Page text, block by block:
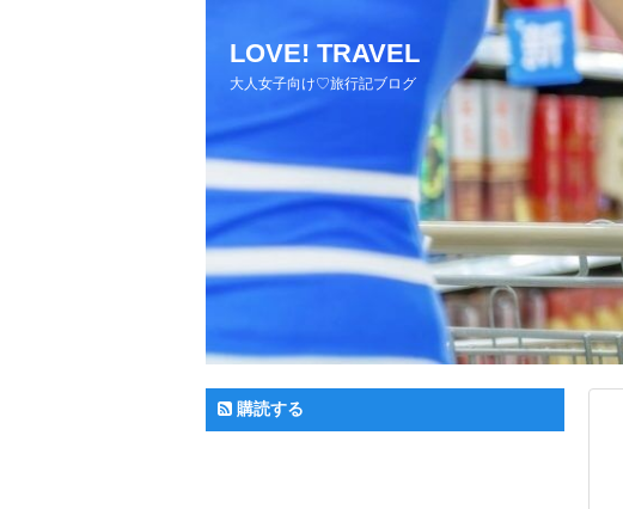
LOVE! TRAVEL
大人女子向け♡旅行記ブログ
購読する